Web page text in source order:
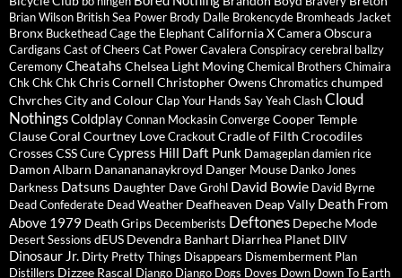
Brian Wilson British Sea Power Brody Dalle Brokencyde Bromheads Jacket
Bronx BucketheadCage the ElephantCalifornia XCamera Obscura
Cardigans Cast of Cheers Cat PowerCavalera Conspiracycerebral ballzy
CeremonyCheatahs Chelsea Light MovingChemical Brothers Chimaira
Chk Chk ChkChris Cornell Christopher OwensChromatics chumped
ChvrchesCity and ColourClap Your Hands Say YeahClashCloud
NothingsColdplayConnan MockasinConvergeCooper Temple
ClauseCoral Courtney LoveCrackoutCradle of Filth Crocodiles
CrossesCSSCureCypress Hill Daft Punk Damageplandamien rice
Damon Albarn Dananananaykroyd Danger Mouse Danko Jones
Darkness Datsuns Daughter Dave Grohl David Bowie David Byrne
Dead Confederate Dead Weather Deafheaven Deap Vally Death From
Above 1979 Death Grips Decemberists Deftones Depeche Mode
Desert Sessions dEUS Devendra Banhart Diarrhea Planet DIIV
Dinosaur Jr. Dirty Pretty Things Disappears Dismemberment Plan
Distillers Dizzee Rascal Django Django Dogs Doves Down Down To Earth